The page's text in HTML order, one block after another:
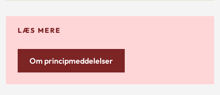
LÆS MERE
Om principmeddelelser